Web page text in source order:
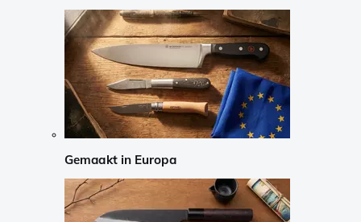
Gemaakt in Europa